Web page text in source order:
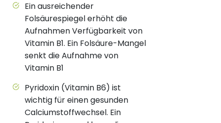
Ein ausreichender
Folsäurespiegel erhöht die
Aufnahmen Verfügbarkeit von
Vitamin B1. Ein Folsäure-Mangel
senkt die Aufnahme von
Vitamin B1
Pyridoxin (Vitamin B6) ist
wichtig für einen gesunden
Calciumstoffwechsel. Ein